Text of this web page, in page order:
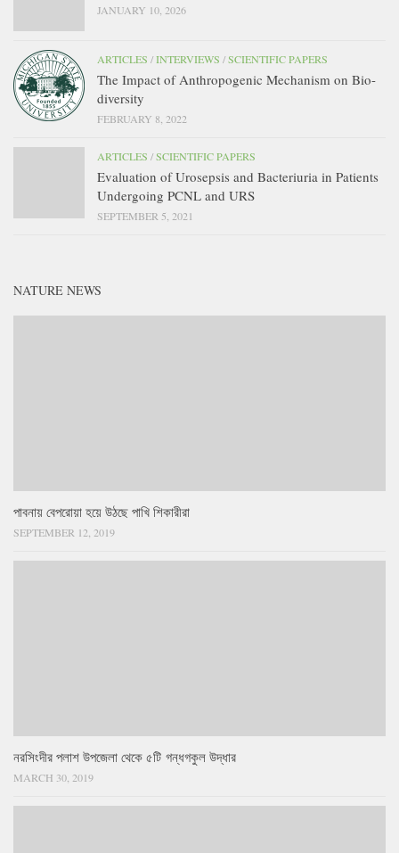
JANUARY 10, 2026
ARTICLES /INTERVIEWS /SCIENTIFIC PAPERS
The Impact of Anthropogenic Mechanism on Bio-
diversity
FEBRUARY 8, 2022
ARTICLES /SCIENTIFIC PAPERS
Evaluation of Urosepsis and Bacteriuria in Patients
Undergoing PCNL and URS
SEPTEMBER 5, 2021
NATURE NEWS
পাবনায় বেপরোয়া হয়ে উঠছে পাখি শিকারীরা
SEPTEMBER 12, 2019
নরসিংদীর পলাশ উপজেলা থেকে ৫টি গন্ধগকুল উদ্ধার
MARCH 30, 2019